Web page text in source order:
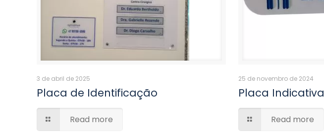
3 de abril de 2025
Placa de Identificação
Read more
25 de novembro de 2024
Placa Indicativa
Read more